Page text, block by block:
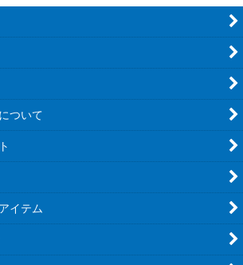
ついて
イテム